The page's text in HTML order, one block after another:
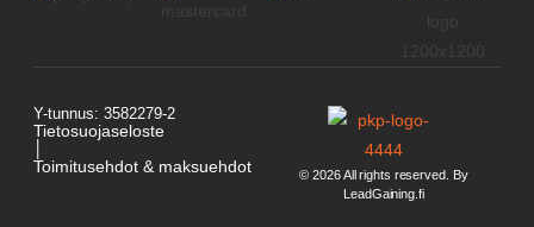
© 2026 All rights reserved. By
LeadGaining.fi
Y-tunnus: 3582279-2
Tietosuojaseloste
Toimitusehdot & maksuehdot